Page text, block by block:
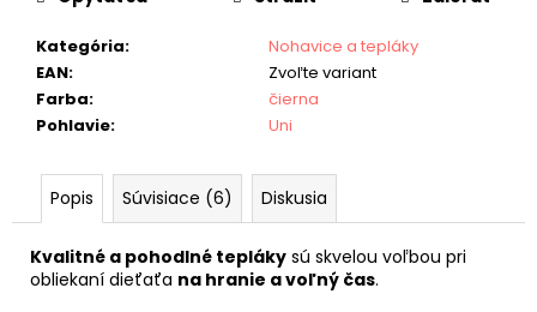
Kategória:
Nohavice a tepláky
EAN:
Zvoľte variant
Farba:
čierna
Pohlavie: Uni
Popis Súvisiace (6) Diskusia
Kvalitné a pohodlné tepláky sú skvelou voľbou pri
obliekaní dieťaťa na hranie a voľný čas.